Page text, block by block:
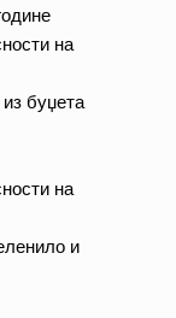
на
буџета
на
и